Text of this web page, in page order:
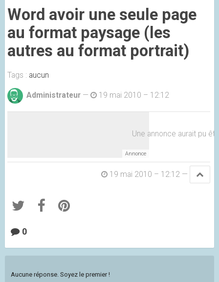
Word avoir une seule page
au format paysage (les
autres au format portrait)
Tags : aucun
Administrateur — 19 mai 2010 – 12:12
Une annonce aurait pu
19 mai 2010 – 12:12 —
0
Aucune réponse. Soyez le premier !